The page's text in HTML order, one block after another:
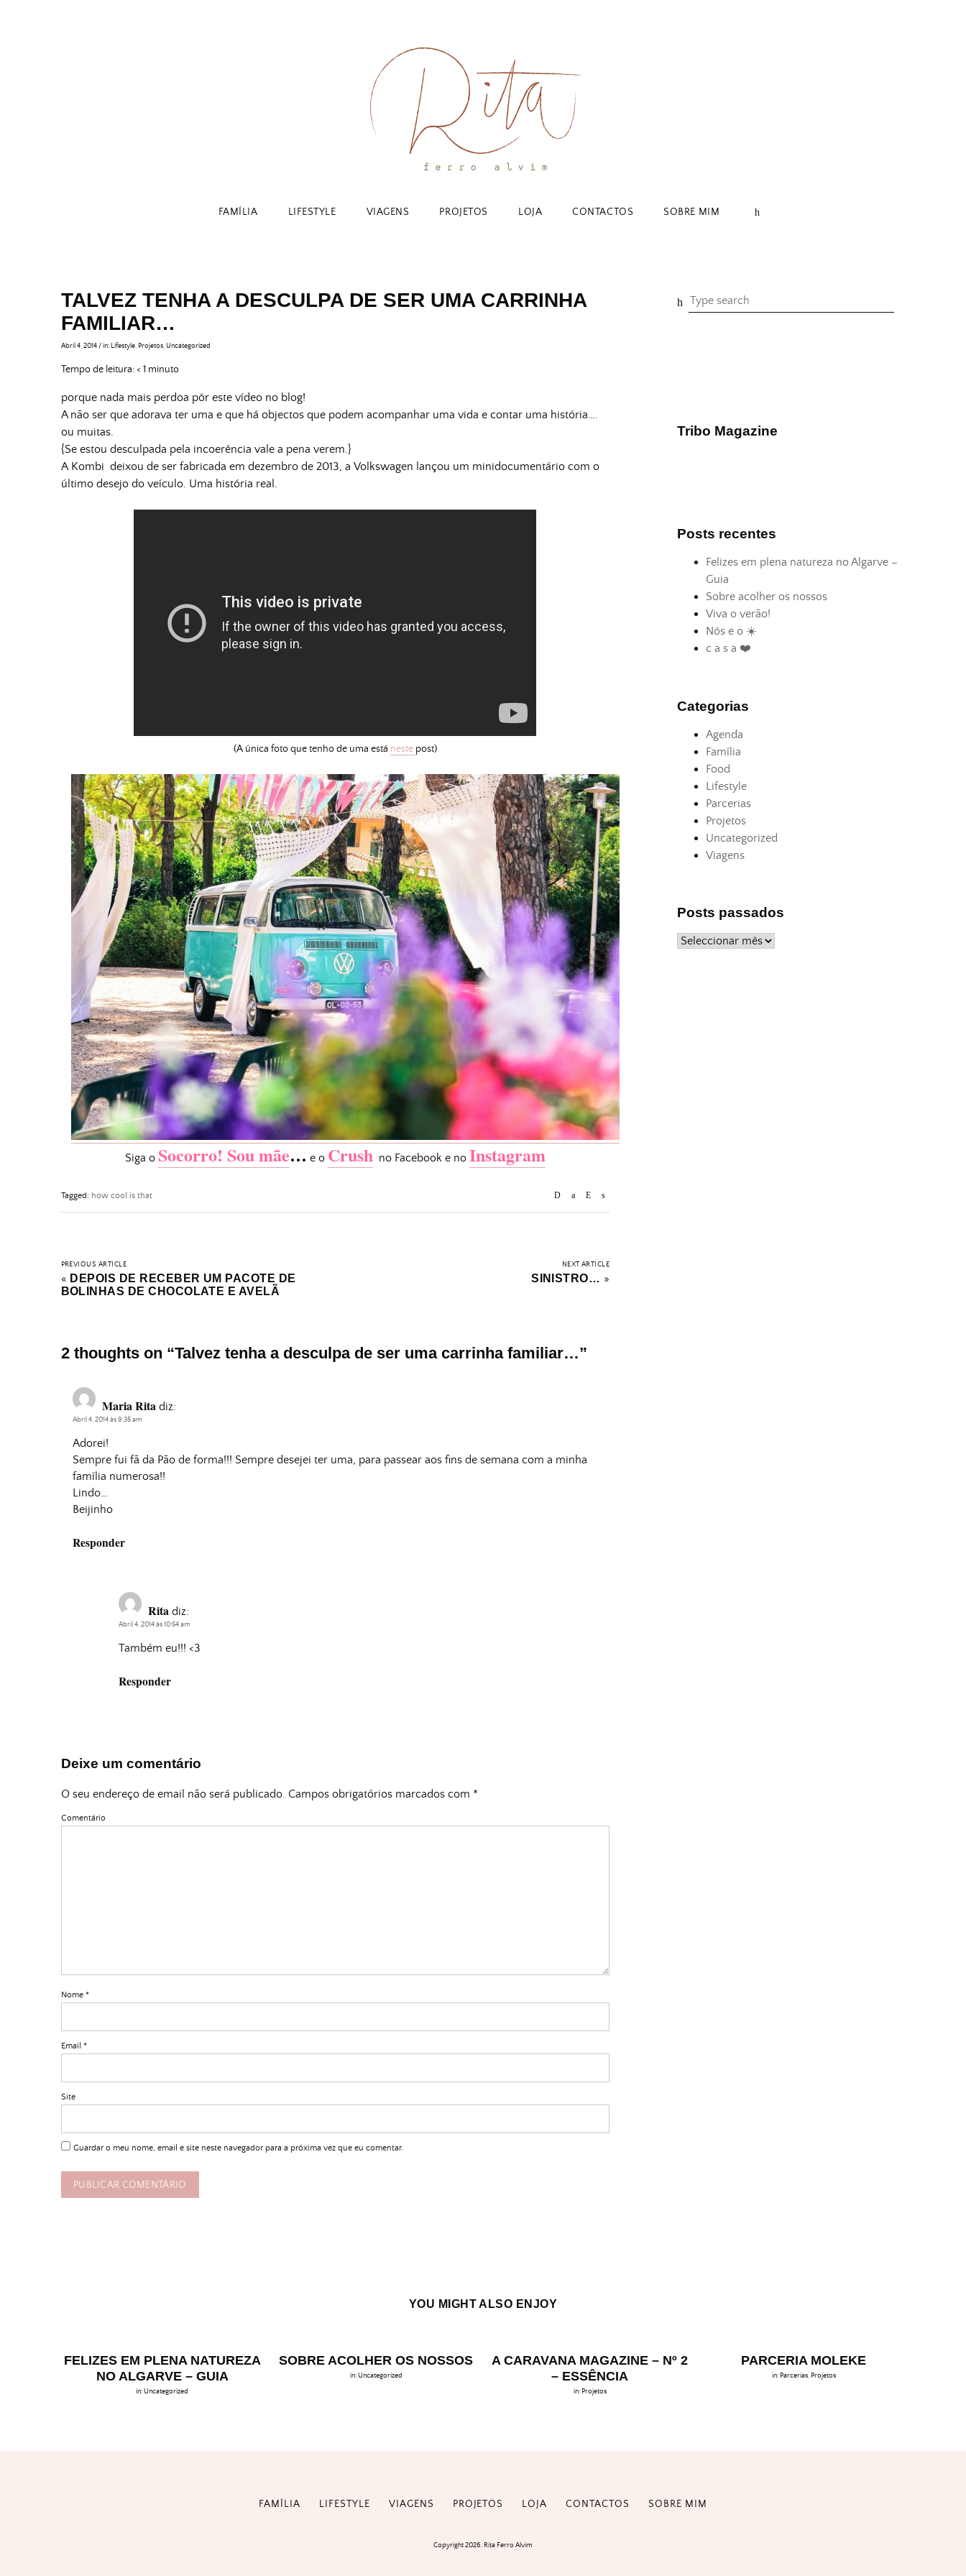
FAMÍLIA LIFESTYLE VIAGENS PROJETOS LOJA CONTACTOS SOBRE MIM
TALVEZ TENHA A DESCULPA DE SER UMA CARRINHA
FAMILIAR…
Abril 4, 2014/in: Lifestyle, Projetos, Uncategorized
Tempo de leitura:< 1 minuto
porque nada mais perdoa pôr este vídeo no blog!
A não ser que adorava ter uma e que há objectos que podem acompanhar uma vida e contar uma história….
ou muitas.
{Se estou desculpada pela incoerência vale a pena verem.}
A Kombi deixou de ser fabricada em dezembro de 2013, a Volkswagen lançou um minidocumentário com o
último desejo do veículo. Uma história real.
(A única foto que tenho de uma está neste post)
Siga o Socorro! Sou mãe… e o Crush no Facebook e no Instagram
Tagged: how cool is that
PREVIOUS ARTICLE
« DEPOIS DE RECEBER UM PACOTE DE
BOLINHAS DE CHOCOLATE E AVELÃ
NEXT ARTICLE
SINISTRO… »
2 thoughts on “Talvez tenha a desculpa de ser uma carrinha familiar…”
Maria Rita diz:
Abril 4, 2014 às 9:35 am
Adorei!
Sempre fui fã da Pão de forma!!! Sempre desejei ter uma, para passear aos fins de semana com a minha
família numerosa!!
Lindo…
Beijinho
Responder
Rita diz:
Abril 4, 2014 às 10:54 am
Também eu!!! <3
Responder
Deixe um comentário
O seu endereço de email não será publicado. Campos obrigatórios marcados com *
Comentário
Nome *
Email *
Site
Guardar o meu nome, email e site neste navegador para a próxima vez que eu comentar.
Tribo Magazine
Posts recentes
Felizes em plena natureza no Algarve –
Guia
Sobre acolher os nossos
Viva o verão!
Nós e o ☀️
c a s a ❤️
Categorias
Agenda
Família
Food
Lifestyle
Parcerias
Projetos
Uncategorized
Viagens
Posts passados
Posts
YOU MIGHT ALSO ENJOY
FELIZES EM PLENA NATUREZA
NO ALGARVE – GUIA
in: Uncategorized
SOBRE ACOLHER OS NOSSOS
in: Uncategorized
A CARAVANA MAGAZINE – Nº 2
– ESSÊNCIA
in: Projetos
PARCERIA MOLEKE
in: Parcerias, Projetos
FAMÍLIA LIFESTYLE VIAGENS PROJETOS LOJA CONTACTOS SOBRE MIM
Copyright 2026. Rita Ferro Alvim